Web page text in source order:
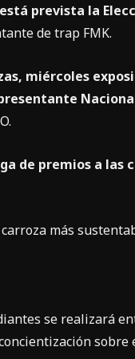
prevista la
de trap FMK.
miércoles
de premios a
más
se realizará